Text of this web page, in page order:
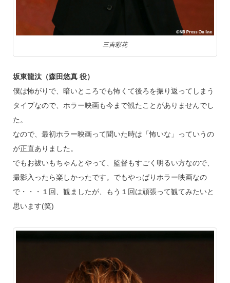
三吉彩花
坂東龍汰（森田悠真 役）
僕は怖がりで、暗いところでも怖くて後ろを振り返ってしまう
タイプなので、ホラー映画も今まで観たことがありませんでし
た。
なので、最初ホラー映画って聞いた時は「怖いな」っていうの
が正直ありました。
でもお祓いもちゃんとやって、監督もすごく明るい方なので、
撮影入ったら楽しかったです。でもやっぱりホラー映画なの
で・・・１回、観ましたが、もう１回は頑張って観てみたいと
思います(笑)